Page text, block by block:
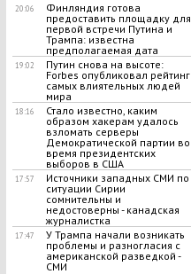
20:06
Финляндия готова
предоставить площадку для
первой встречи Путина и
Трампа: известна
предполагаемая дата
19:02
Путин снова на высоте:
Forbes опубликовал рейтинг
самых влиятельных людей
мира
18:16
Стало известно, каким
образом хакерам удалось
взломать серверы
Демократической партии во
время президентских
выборов в США
17:57
Источники западных СМИ по
ситуации Сирии
сомнительны и
недостоверны - канадская
журналистка
17:47
У Трампа начали возникать
проблемы и разногласия с
американской разведкой -
СМИ